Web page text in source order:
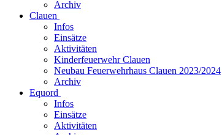
Archiv
Clauen
Infos
Einsätze
Aktivitäten
Kinderfeuerwehr Clauen
Neubau Feuerwehrhaus Clauen 2023/2024
Archiv
Equord
Infos
Einsätze
Aktivitäten